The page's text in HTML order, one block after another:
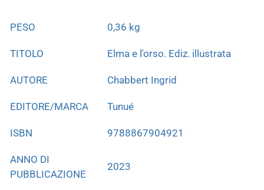
PESO 0,36 kg
TITOLO Elma e l'orso. Ediz. illustrata
AUTORE Chabbert Ingrid
EDITORE/MARCA Tunué
ISBN 9788867904921
ANNO DI
PUBBLICAZIONE
2023